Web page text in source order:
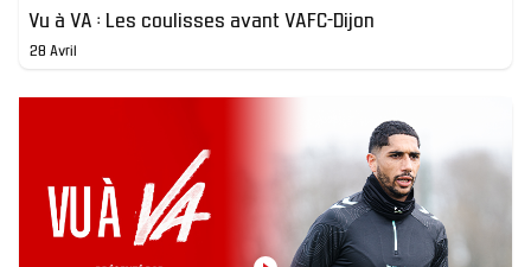
Vu à VA : Les coulisses avant VAFC-Dijon
28 Avril